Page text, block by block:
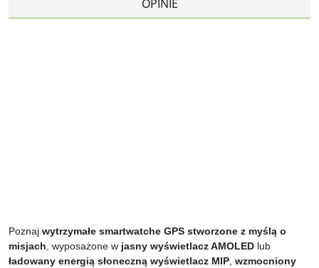
OPINIE
Poznaj wytrzymałe smartwatche GPS stworzone z myślą o
misjach , wyposażone w jasny wyświetlacz AMOLED lub
ładowany energią słoneczną wyświetlacz MIP wzmocniony